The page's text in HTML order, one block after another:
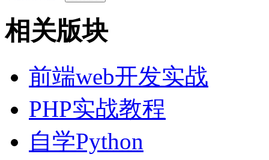
相关版块
前端web开发实战
PHP实战教程
自学Python